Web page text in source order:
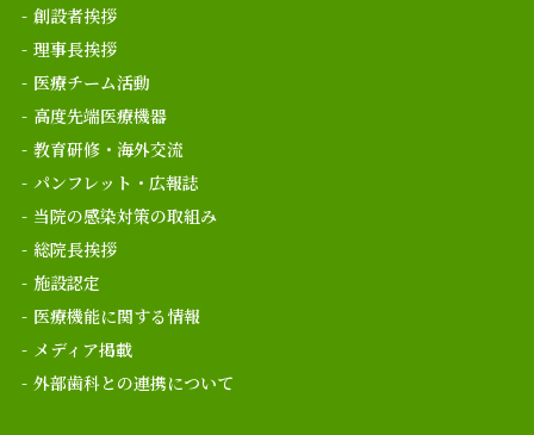
創設者挨拶
理事長挨拶
医療チーム活動
高度先端医療機器
教育研修・海外交流
パンフレット・広報誌
当院の感染対策の取組み
総院長挨拶
施設認定
医療機能に関する情報
メディア掲載
外部歯科との連携について